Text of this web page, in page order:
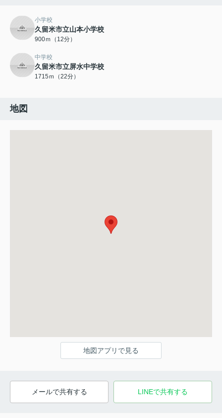
小学校
久留米市立山本小学校
900ｍ（12分）
中学校
久留米市立屏水中学校
1715ｍ（22分）
地図
地図アプリで見る
メールで共有する LINEで共有する